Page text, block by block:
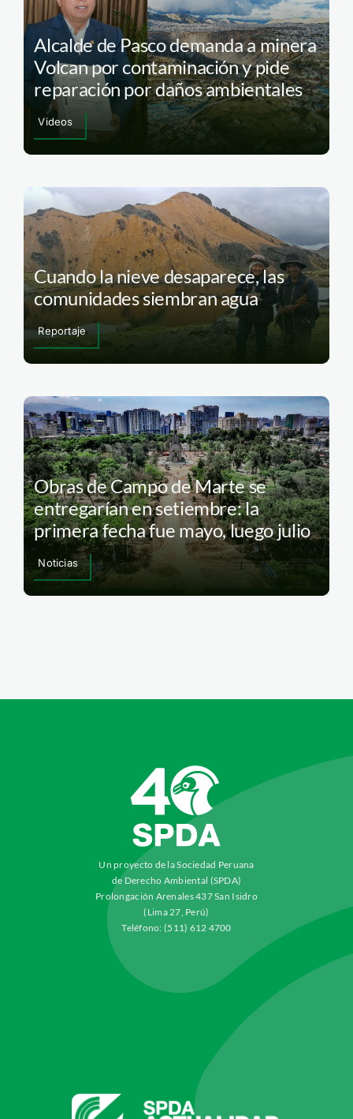
Alcalde de Pasco demanda a minera
Volcan por contaminación y pide
reparación por daños ambientales
Videos
Cuando la nieve desaparece, las
comunidades siembran agua
Reportaje
Obras de Campo de Marte se
entregarían en setiembre: la
primera fecha fue mayo, luego julio
Noticias
Un proyecto de la Sociedad Peruana
de Derecho Ambiental (SPDA)
Prolongación Arenales 437 San Isidro
(Lima 27, Perú)
Teléfono: (511) 612 4700